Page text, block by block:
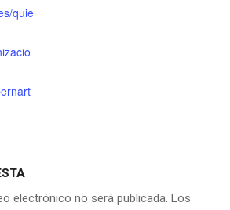
quie
electrónico no será publicada. Los